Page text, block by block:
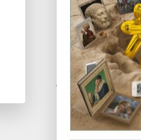
siècle
Journal de